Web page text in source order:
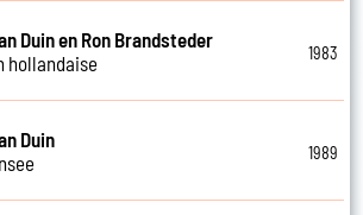
Duin en Ron Brandsteder
hollandaise
1983
Duin
1989